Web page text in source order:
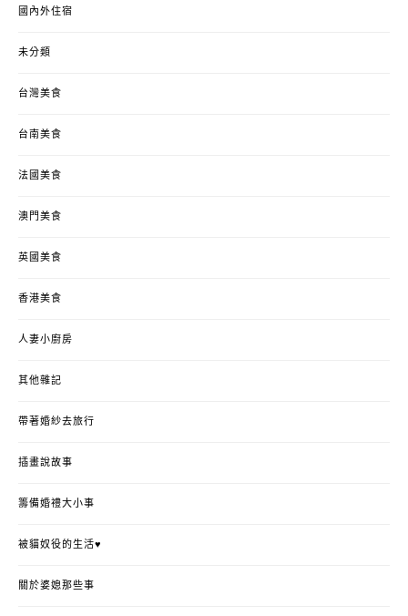
國內外住宿
未分類
台灣美食
台南美食
法國美食
澳門美食
英國美食
香港美食
人妻小廚房
其他雜記
帶著婚紗去旅行
插畫說故事
籌備婚禮大小事
被貓奴役的生活♥
關於婆媳那些事